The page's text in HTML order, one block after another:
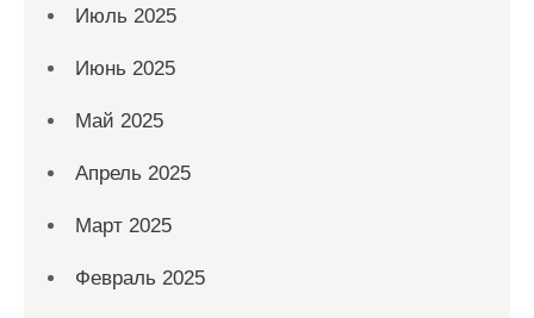
Июль 2025
Июнь 2025
Май 2025
Апрель 2025
Март 2025
Февраль 2025